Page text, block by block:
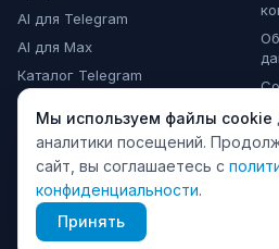
AI для Telegram
AI для Max
Каталог Telegram
Каталог Max
Комментарии Max
© 2024 TeleGraphyx. Все
ИП Матвеева А.Ю., ИНН
Мы используем файлы cookie
аналитики посещений.
сайт, вы соглашаетесь с
конфиденциальности.
Принять